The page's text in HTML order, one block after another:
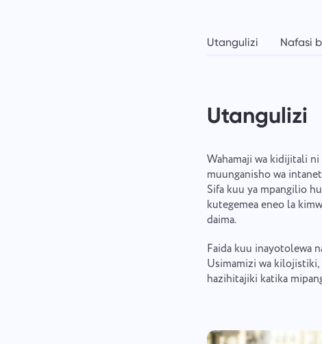
Utangulizi Nafasi
Utangulizi
Wahamaji wa kidijitali ni
muunganisho wa
Sifa kuu ya mpangilio
kutegemea eneo la
daima.
Faida kuu inayotolewa
Usimamizi wa
hazihitajiki katika